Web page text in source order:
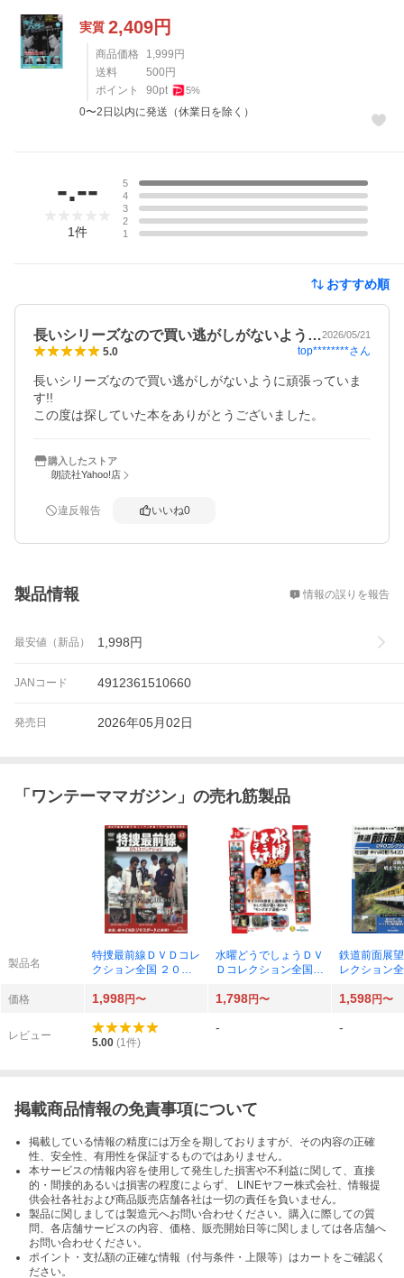
実質 2,409円
商品価格 1,999 円
送料
500 円
ポイント
90pt 5%
0〜2日以内に発送（休業日を除く）
-.--
1件
5
4
3
2
1
おすすめ順
長いシリーズなので買い逃がしがないよう…2026/05/21
5.0 top********さん
長いシリーズなので買い逃がしがないように頑張っていま
す!!
この度は探していた本をありがとうございました。
購入したストア
朗読社Yahoo!店
違反報告 いいね0
製品情報 情報の誤りを報告
最安値（新品） 1,998円
JANコード 4912361510660
発売日 2026年05月02日
「 ワンテーママガジン 」の売れ筋製品
製品名
特捜最前線ＤＶＤコレ
クション全国 ２０２
アゴスティーニ・ジャ
水曜どうでしょうＤＶ
Ｄコレクション全国版
（デアゴスティーニ・
鉄道前面展
レクション
（デアゴス
価格 1,998円〜 1,798円〜 1,598円〜
レビュー
5.00 (1件)
- -
掲載商品情報の免責事項について
掲載している情報の精度には万全を期しておりますが、その内容の正確
性、安全性、有用性を保証するものではありません。
本サービスの情報内容を使用して発生した損害や不利益に関して、直接
的・間接的あるいは損害の程度によらず、 LINEヤフー株式会社、情報提
供会社各社および商品販売店舗各社は一切の責任を負いません。
製品に関しましては製造元へお問い合わせください。購入に際しての質
問、各店舗サービスの内容、価格、販売開始日等に関しましては各店舗へ
お問い合わせください。
ポイント・支払額の正確な情報（付与条件・上限等）はカートをご確認く
ださい。